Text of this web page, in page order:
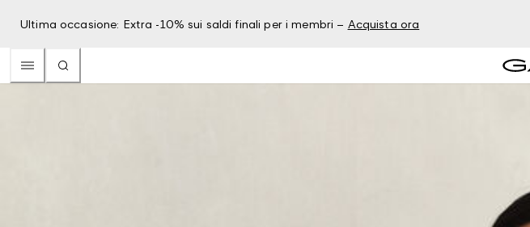
Ultima occasione: Extra -10% sui saldi finali per i membri – Acquista ora